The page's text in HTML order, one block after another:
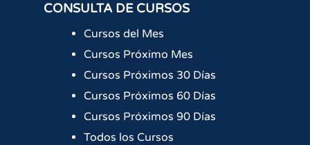
CONSULTA DE CURSOS
Cursos del Mes
Cursos Próximo Mes
Cursos Próximos 30 Días
Cursos Próximos 60 Días
Cursos Próximos 90 Días
Todos los Cursos